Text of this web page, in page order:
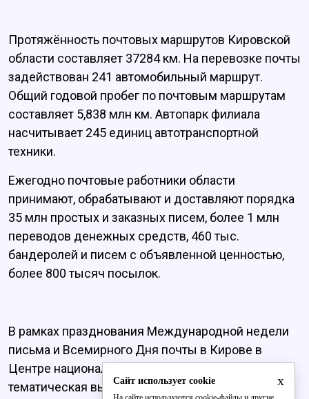
Протяжённость почтовых маршрутов Кировской
области составляет 37284 км. На перевозке почты
задействован 241 автомобильный маршрут.
Общий годовой пробег по почтовым маршрутам
составляет 5,838 млн км. Автопарк филиала
насчитывает 245 единиц автотранспортной
техники.
Ежегодно почтовые работники области
принимают, обрабатывают и доставляют порядка
35 млн простых и заказных писем, более 1 млн
переводов денежных средств, 460 тыс.
бандеролей и писем с объявленной ценностью,
более 800 тысяч посылок.
В рамках празднования Международной недели
письма и Всемирного Дня почты в Кирове в
Центре национальных культур открылась
тематическая выставка «Получите 1000
x
Сайт использует cookie